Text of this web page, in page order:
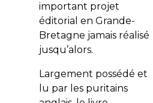
important projet
éditorial en Grande-
Bretagne jamais réalisé
jusqu’alors.
Largement possédé et
lu par les puritains